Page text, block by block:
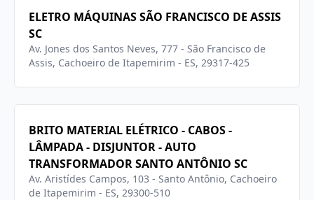
ELETRO MÁQUINAS SÃO FRANCISCO DE ASSIS
SC
Av. Jones dos Santos Neves, 777 - São Francisco de
Assis, Cachoeiro de Itapemirim - ES, 29317-425
BRITO MATERIAL ELÉTRICO - CABOS -
LÂMPADA - DISJUNTOR - AUTO
TRANSFORMADOR SANTO ANTÔNIO SC
Av. Aristídes Campos, 103 - Santo Antônio, Cachoeiro
de Itapemirim - ES, 29300-510